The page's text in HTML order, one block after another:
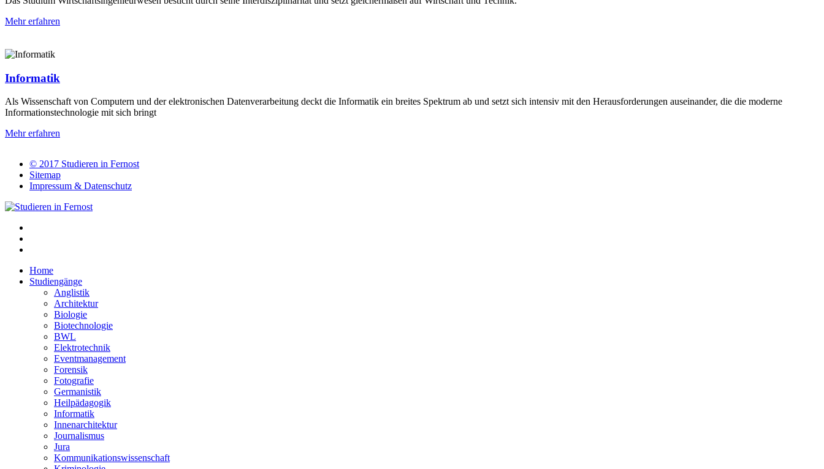
Mehr erfahren
Informatik
Als Wissenschaft von Computern und der elektronischen Datenverarbeitung deckt die Informatik ein breites Spektrum ab und setzt sich intensiv mit den Herausforderungen auseinander, die die moderne
Informationstechnologie mit sich bringt
Mehr erfahren
© 2017 Studieren in Fernost
Sitemap
Impressum & Datenschutz
Home
Studiengänge
Anglistik
Architektur
Biologie
Biotechnologie
BWL
Elektrotechnik
Eventmanagement
Forensik
Fotografie
Germanistik
Heilpädagogik
Informatik
Innenarchitektur
Journalismus
Jura
Kommunikationswissenschaft